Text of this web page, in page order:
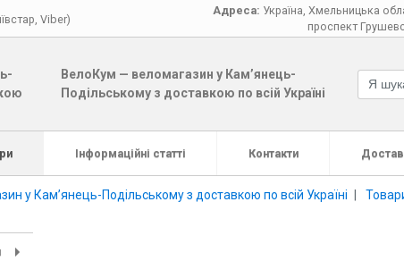
Viber)
Адреса: Україна Хмельницька
проспект
ВелоКум — веломагазин у Кам’янець-
Подільському з доставкою по всій Україні
Інформаційні статті Контакти
у Кам’янець-Подільському з доставкою по всій Україні